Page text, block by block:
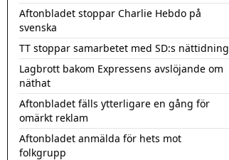
Aftonbladet stoppar Charlie Hebdo på
svenska
TT stoppar samarbetet med SD:s nättidning
Lagbrott bakom Expressens avslöjande om
näthat
Aftonbladet fälls ytterligare en gång för
omärkt reklam
Aftonbladet anmälda för hets mot
folkgrupp